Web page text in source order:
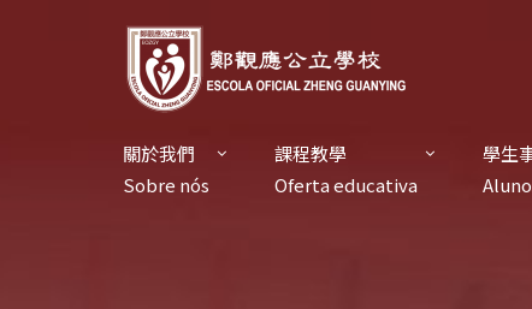
關於我們
Sobre nós
課程教學
Oferta educativa
學生